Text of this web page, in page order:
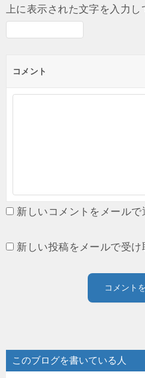
上に表示された文字を入力し
コメント
新しいコメントをメールで
新しい投稿をメールで受け
このブログを書いている人